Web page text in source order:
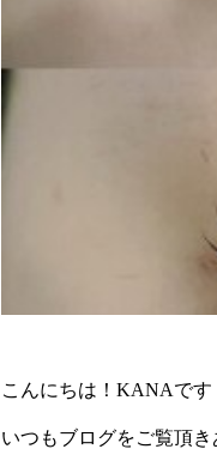
こんにちは！KANAです
いつもブログをご覧頂